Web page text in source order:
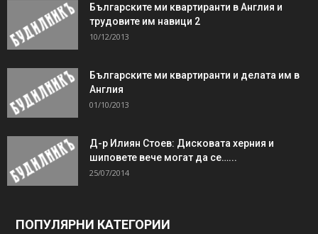
Българските ми квартиранти в Англия и
трудовите им навици 2
10/12/2013
Българските ми квартиранти и делата им в
Англия
01/10/2013
Д-р Илиян Стоев: Дисковата херния и
шиповете вече могат да се…...
25/07/2014
ПОПУЛЯРНИ КАТЕГОРИИ